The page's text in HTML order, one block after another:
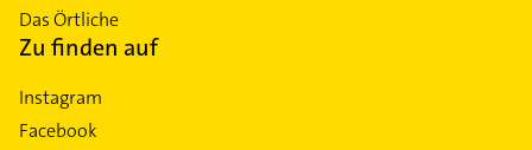
Das Örtliche
Zu finden auf
Instagram
Facebook